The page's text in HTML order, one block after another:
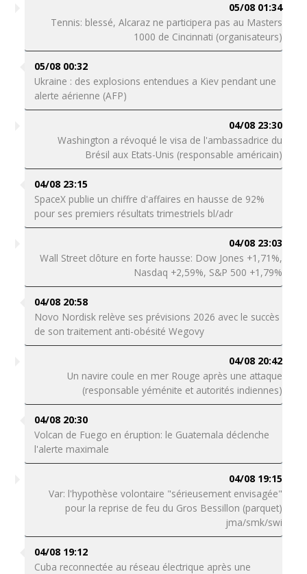
05/08 01:34
Tennis: blessé, Alcaraz ne participera pas au Masters
1000 de Cincinnati (organisateurs)
05/08 00:32
Ukraine : des explosions entendues a Kiev pendant une
alerte aérienne (AFP)
04/08 23:30
Washington a révoqué le visa de l'ambassadrice du
Brésil aux Etats-Unis (responsable américain)
04/08 23:15
SpaceX publie un chiffre d'affaires en hausse de 92%
pour ses premiers résultats trimestriels bl/adr
04/08 23:03
Wall Street clôture en forte hausse: Dow Jones +1,71%,
Nasdaq +2,59%, S&P 500 +1,79%
04/08 20:58
Novo Nordisk relève ses prévisions 2026 avec le succès
de son traitement anti-obésité Wegovy
04/08 20:42
Un navire coule en mer Rouge après une attaque
(responsable yéménite et autorités indiennes)
04/08 20:30
Volcan de Fuego en éruption: le Guatemala déclenche
l'alerte maximale
04/08 19:15
Var: l'hypothèse volontaire "sérieusement envisagée"
pour la reprise de feu du Gros Bessillon (parquet)
jma/smk/swi
04/08 19:12
Cuba reconnectée au réseau électrique après une